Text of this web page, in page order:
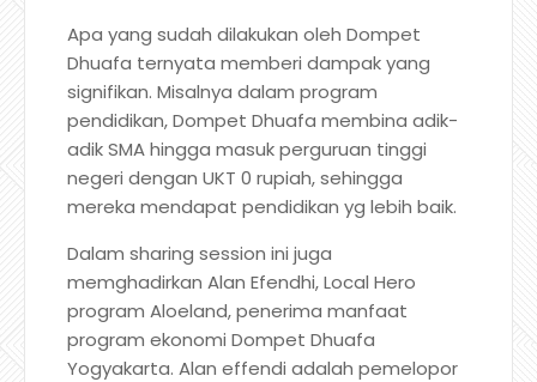
Apa yang sudah dilakukan oleh Dompet
Dhuafa ternyata memberi dampak yang
signifikan. Misalnya dalam program
pendidikan, Dompet Dhuafa membina adik-
adik SMA hingga masuk perguruan tinggi
negeri dengan UKT 0 rupiah, sehingga
mereka mendapat pendidikan yg lebih baik.
Dalam sharing session ini juga
memghadirkan Alan Efendhi, Local Hero
program Aloeland, penerima manfaat
program ekonomi Dompet Dhuafa
Yogyakarta. Alan effendi adalah pemelopor